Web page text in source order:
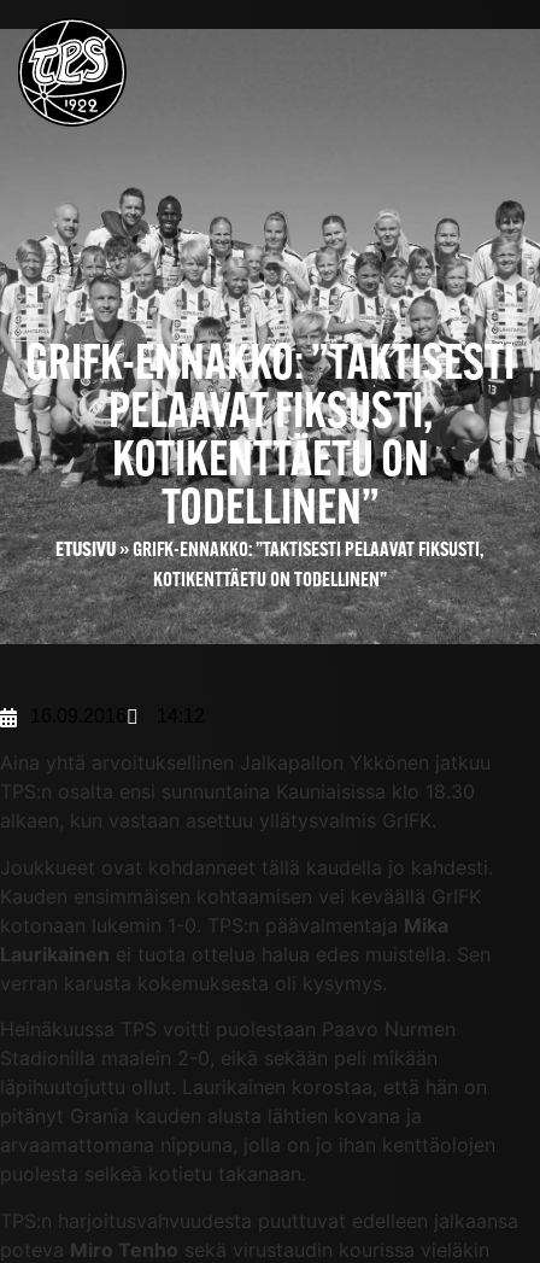
GRIFK-ENNAKKO: ”TAKTISESTI
PELAAVAT FIKSUSTI,
KOTIKENTTÄETU ON
TODELLINEN”
ETUSIVU»GRIFK-ENNAKKO: ”TAKTISESTI PELAAVAT FIKSUSTI,
KOTIKENTTÄETU ON TODELLINEN”
Aina yhtä arvoituksellinen Jalkapallon Ykkönen jatkuu
TPS:n osalta ensi sunnuntaina Kauniaisissa klo 18.30
alkaen, kun vastaan asettuu yllätysvalmis GrIFK.
Joukkueet ovat kohdanneet tällä kaudella jo kahdesti.
Kauden ensimmäisen kohtaamisen vei keväällä GrIFK
kotonaan lukemin 1-0. TPS:n päävalmentaja Mika
Laurikainen ei tuota ottelua halua edes muistella. Sen
verran karusta kokemuksesta oli kysymys.
Heinäkuussa TPS voitti puolestaan Paavo Nurmen
Stadionilla maalein 2-0, eikä sekään peli mikään
läpihuutojuttu ollut. Laurikainen korostaa, että hän on
pitänyt Grania kauden alusta lähtien kovana ja
arvaamattomana nippuna, jolla on jo ihan kenttäolojen
puolesta selkeä kotietu takanaan.
TPS:n harjoitusvahvuudesta puuttuvat edelleen jalkaansa
poteva Miro Tenho sekä virustaudin kourissa vieläkin